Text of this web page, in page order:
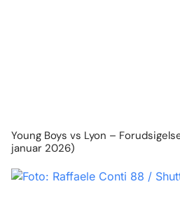
Young Boys vs Lyon –
januar 2026)